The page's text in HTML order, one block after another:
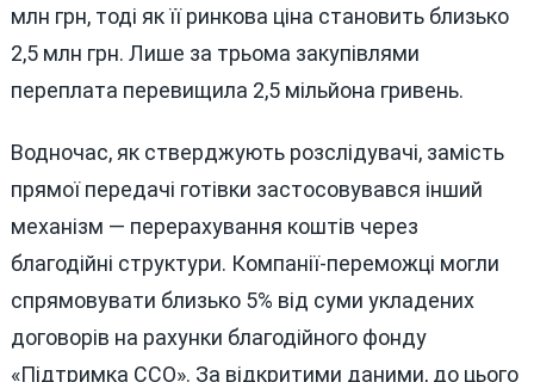
млн грн, тоді як її ринкова ціна становить близько
2,5 млн грн. Лише за трьома закупівлями
переплата перевищила 2,5 мільйона гривень.
Водночас, як стверджують розслідувачі, замість
прямої передачі готівки застосовувався інший
механізм — перерахування коштів через
благодійні структури. Компанії-переможці могли
спрямовувати близько 5% від суми укладених
договорів на рахунки благодійного фонду
«Підтримка ССО». За відкритими даними, до цього